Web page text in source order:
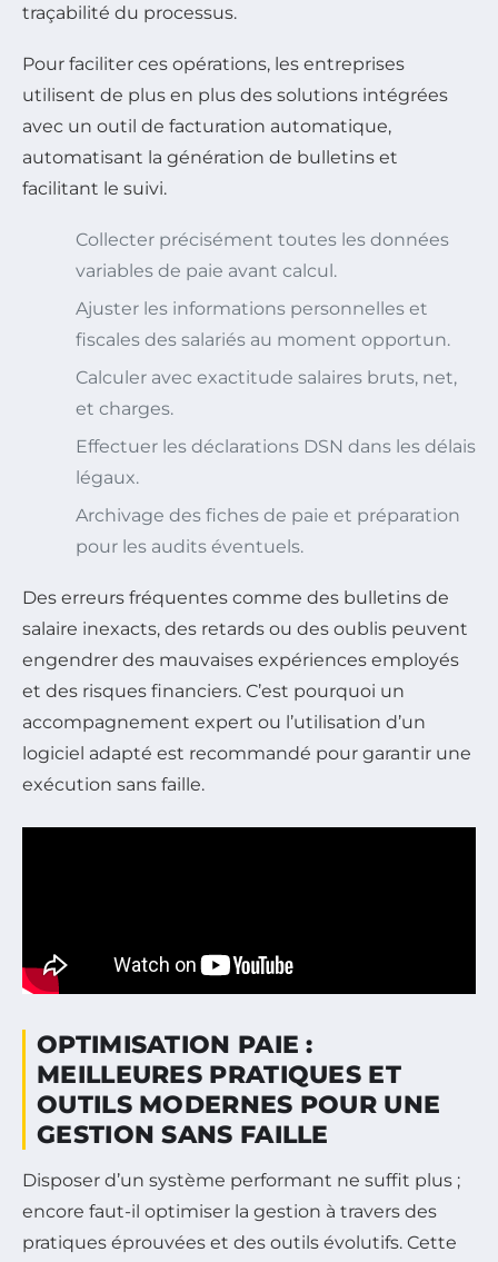
traçabilité du processus.
Pour faciliter ces opérations, les entreprises
utilisent de plus en plus des solutions intégrées
avec un outil de facturation automatique,
automatisant la génération de bulletins et
facilitant le suivi.
Collecter précisément toutes les données
variables de paie avant calcul.
Ajuster les informations personnelles et
fiscales des salariés au moment opportun.
Calculer avec exactitude salaires bruts, net,
et charges.
Effectuer les déclarations DSN dans les délais
légaux.
Archivage des fiches de paie et préparation
pour les audits éventuels.
Des erreurs fréquentes comme des bulletins de
salaire inexacts, des retards ou des oublis peuvent
engendrer des mauvaises expériences employés
et des risques financiers. C’est pourquoi un
accompagnement expert ou l’utilisation d’un
logiciel adapté est recommandé pour garantir une
exécution sans faille.
OPTIMISATION PAIE :
MEILLEURES PRATIQUES ET
OUTILS MODERNES POUR UNE
GESTION SANS FAILLE
Disposer d’un système performant ne suffit plus ;
encore faut-il optimiser la gestion à travers des
pratiques éprouvées et des outils évolutifs. Cette